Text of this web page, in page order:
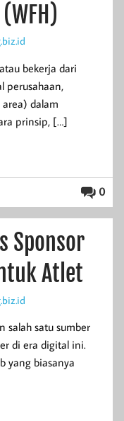
bekerja dari
perusahaan,
dalam
prinsip, […]
0
Sponsor
Atlet
salah satu sumber
di era digital ini.
yang biasanya